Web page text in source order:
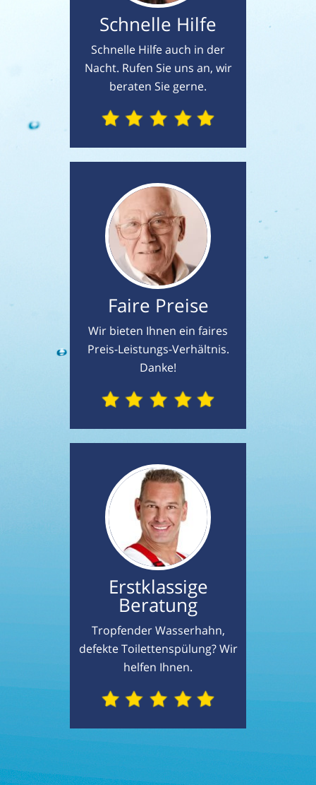
Schnelle Hilfe
Schnelle Hilfe auch in der
Nacht. Rufen Sie uns an, wir
beraten Sie gerne.
Faire Preise
Wir bieten Ihnen ein faires
Preis-Leistungs-Verhältnis.
Danke!
Erstklassige
Beratung
Tropfender Wasserhahn,
defekte Toilettenspülung? Wir
helfen Ihnen.